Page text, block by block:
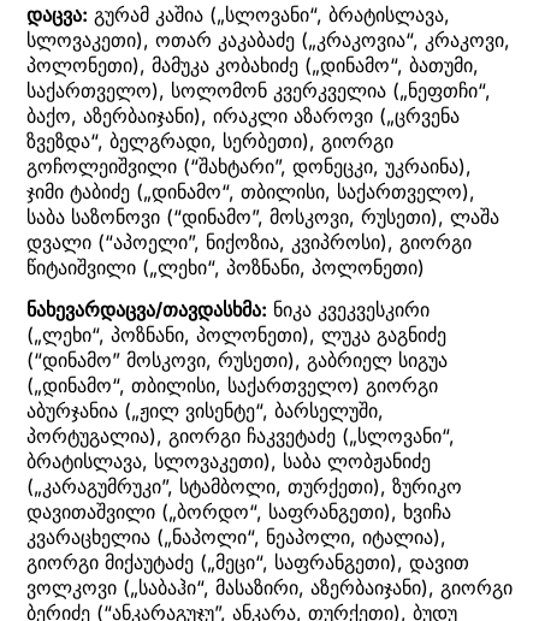
დაცვა: გურამ კაშია („სლოვანი“, ბრატისლავა,
სლოვაკეთი), ოთარ კაკაბაძე („კრაკოვია“, კრაკოვი,
პოლონეთი), მამუკა კობახიძე („დინამო“, ბათუმი,
საქართველო), სოლომონ კვერკველია („ნეფთჩი“,
ბაქო, აზერბაიჯანი), ირაკლი აზაროვი („ცრვენა
ზვეზდა“, ბელგრადი, სერბეთი), გიორგი
გოჩოლეიშვილი (“შახტარი”, დონეცკი, უკრაინა),
ჯიმი ტაბიძე („დინამო“, თბილისი, საქართველო),
საბა საზონოვი (“დინამო”, მოსკოვი, რუსეთი), ლაშა
დვალი (“აპოელი”, ნიქოზია, კვიპროსი), გიორგი
წიტაიშვილი („ლეხი“, პოზნანი, პოლონეთი)
ნახევარდაცვა/თავდასხმა: ნიკა კვეკვესკირი
(„ლეხი“, პოზნანი, პოლონეთი), ლუკა გაგნიძე
(“დინამო” მოსკოვი, რუსეთი), გაბრიელ სიგუა
(„დინამო“, თბილისი, საქართველო) გიორგი
აბურჯანია („ჟილ ვისენტე“, ბარსელუში,
პორტუგალია), გიორგი ჩაკვეტაძე („სლოვანი“,
ბრატისლავა, სლოვაკეთი), საბა ლობჟანიძე
(„კარაგუმრუკი”, სტამბოლი, თურქეთი), ზურიკო
დავითაშვილი („ბორდო“, საფრანგეთი), ხვიჩა
კვარაცხელია („ნაპოლი“, ნეაპოლი, იტალია),
გიორგი მიქაუტაძე („მეცი“, საფრანგეთი), დავით
ვოლკოვი („საბაჰი“, მასაზირი, აზერბაიჯანი), გიორგი
ბერიძე (“ანკარაგუჯუ”, ანკარა, თურქეთი), ბუდუ